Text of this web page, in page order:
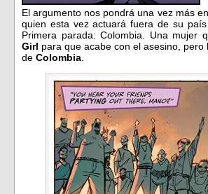
El argumento nos pondrá una vez más
quien esta vez actuará fuera de su
Primera parada: Colombia. Una mujer
Girl para que acabe con el asesino, pero
de Colombia